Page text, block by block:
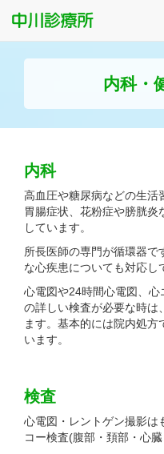
内科・
内科
高血圧や糖尿病などの生活
胃腸症状、花粉症や膀胱
しています。
所長医師の専門が循環器で
な心疾患についても対応し
心電図や24時間心電図、
の詳しい検査が必要な時は
ます。基本的には院内処
います。
検査
心電図・レントゲン撮影は
コー検査(腹部・頚部・心